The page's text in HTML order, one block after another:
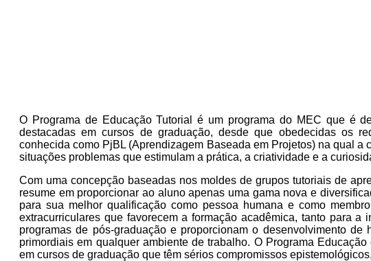
O Programa de Educação Tutorial é um programa do MEC que é
destacadas em cursos de graduação, desde que obedecidas os
conhecida como PjBL (Aprendizagem Baseada em Projetos) na qual
situações problemas que estimulam a prática, a criatividade e a
Com uma concepção baseadas nos moldes de grupos tutoriais de
resume em proporcionar ao aluno apenas uma gama nova e
para sua melhor qualificação como pessoa humana e como
extracurriculares que favorecem a formação acadêmica, tanto para
programas de pós-graduação e proporcionam o desenvolvimento
primordiais em qualquer ambiente de trabalho. O Programa
em cursos de graduação que têm sérios compromissos